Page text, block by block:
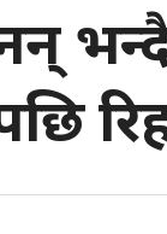
भन्दै